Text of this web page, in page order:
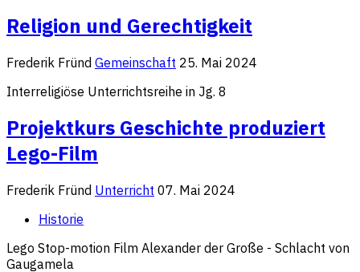
Religion und Gerechtigkeit
Frederik Fründ Gemeinschaft 25. Mai 2024
Interreligiöse Unterrichtsreihe in Jg. 8
Projektkurs Geschichte produziert
Lego-Film
Frederik Fründ Unterricht 07. Mai 2024
Historie
Lego Stop-motion Film Alexander der Große - Schlacht von
Gaugamela